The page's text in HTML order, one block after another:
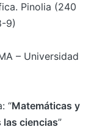
Pinolia (240
9)
– Universidad
“Matemáticas y
las ciencias”